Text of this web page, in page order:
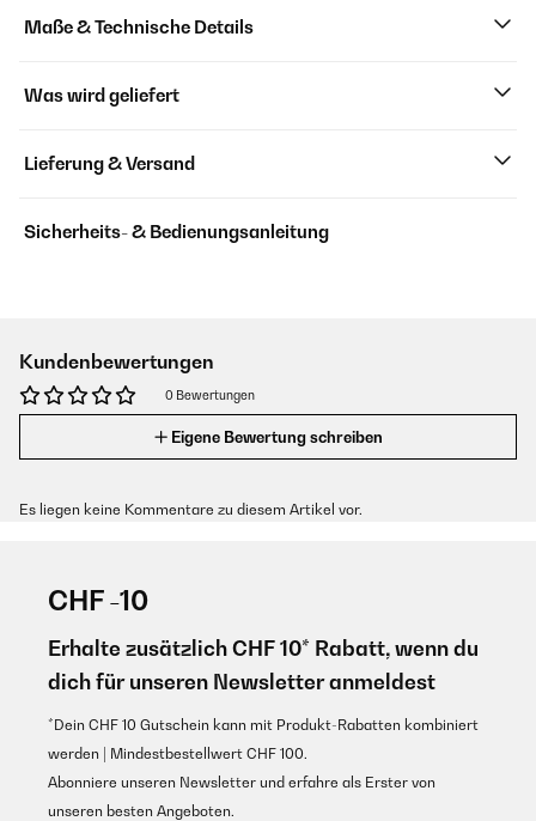
Maße & Technische Details
Was wird geliefert
Lieferung & Versand
Sicherheits- & Bedienungsanleitung
Kundenbewertungen
0 Bewertungen
Eigene Bewertung schreiben
Es liegen keine Kommentare zu diesem Artikel vor.
CHF -10
Erhalte zusätzlich CHF 10* Rabatt, wenn du
dich für unseren Newsletter anmeldest
*Dein CHF 10 Gutschein kann mit Produkt-Rabatten kombiniert
werden | Mindestbestellwert CHF 100.
Abonniere unseren Newsletter und erfahre als Erster von
unseren besten Angeboten.